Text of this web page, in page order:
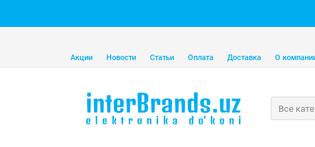
Акции Новости Статьи Оплата Доставка О
Все